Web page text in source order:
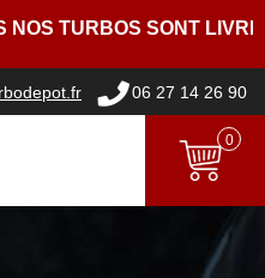
SONT LIVRES
06 27 14 26 90
0